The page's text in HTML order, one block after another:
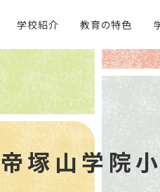
学校紹介 教育の特色
帝塚山学院